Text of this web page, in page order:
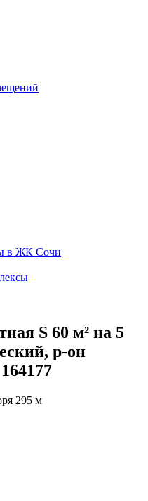
в ЖК Сочи
S 60 м² на 5
р-он
295 м